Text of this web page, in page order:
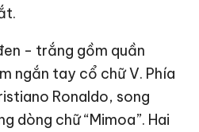
- trắng gồm quần
ngắn tay cổ chữ V. Phía
Ronaldo, song
dòng chữ “Mimoa”. Hai